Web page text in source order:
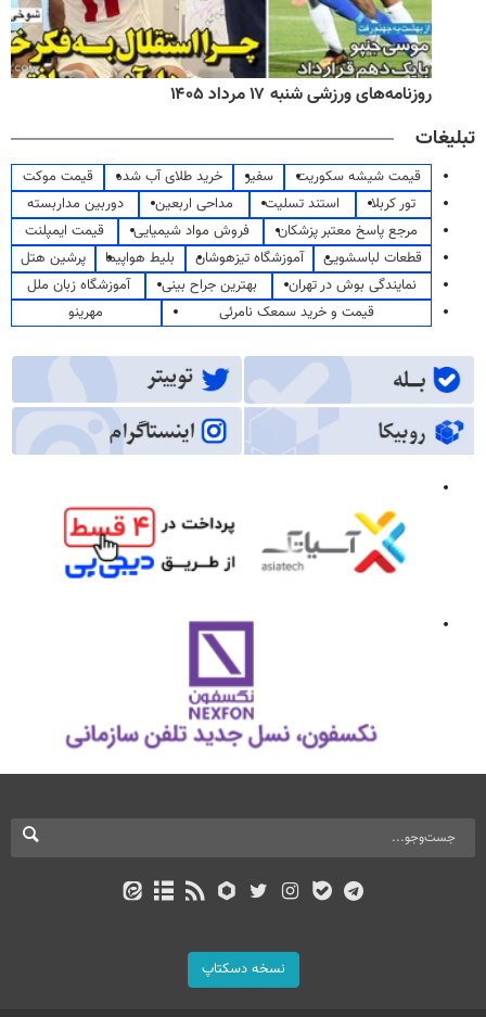
روزنامه‌های ورزشی شنبه ۱۷ مرداد ۱۴۰۵
تبلیغات
قیمت شیشه سکوریت سفیر خرید طلای آب شده
قیمت موکت
تور کربلا
استند تسلیت مداحی اربعین
دوربین مداربسته
مرجع پاسخ معتبر پزشکان
فروش مواد شیمیایی
قیمت ایمپلنت
قطعات لباسشویی
آموزشگاه تیزهوشان بلیط هواپیما
پرشین هتل
نمایندگی بوش در تهران
بهترین جراح بینی
آموزشگاه زبان ملل
قیمت و خرید سمعک نامرئی
مهرینو
نسخه دسکتاپ